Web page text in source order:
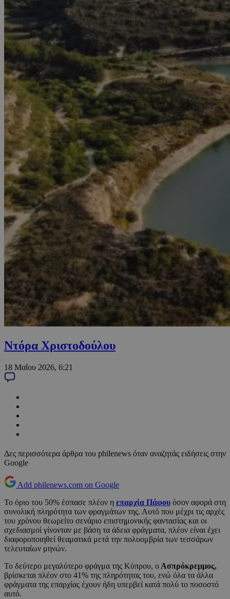
Ντόρα Χριστοδούλου
18 Μαΐου 2026, 6:21
Δες περισσότερα άρθρα του philenews όταν αναζητάς ειδήσεις στην
Google
Add philenews.com on Google
Το όριο του 50% έσπασε πλέον η επαρχία Πάφου όσον αφορά στη
συνολική πληρότητα των φραγμάτων της. Αυτό που μέχρι τις αρχές
του χρόνου θεωρείτο σενάριο επιστημονικής φαντασίας και οι
σχεδιασμοί γίνονταν με βάση τα άδεια φράγματα, πλέον είναι έχει
διαφοροποιηθεί θεαματικά μετά την πολυομβρία των τεσσάρων
τελευταίων μηνών.
Το δεύτερο μεγαλύτερο φράγμα της Κύπρου, ο Ασπρόκρεμμος,
βρίσκεται πλέον στο 41% της πληρότητας του, ενώ όλα τα άλλα
φράγματα της επαρχίας έχουν ήδη υπερβεί κατά πολύ το ποσοστό
αυτό.